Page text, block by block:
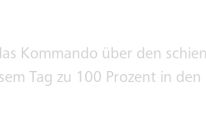
Kommando über den
Tag zu 100 Prozent in